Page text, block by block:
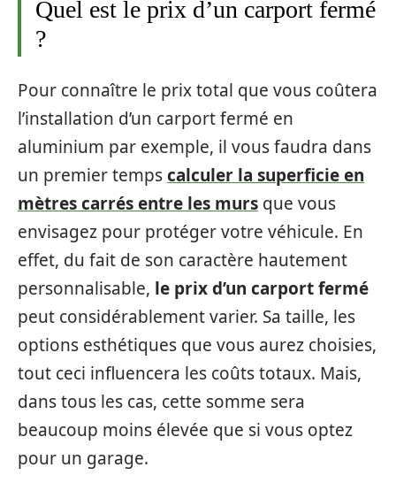
Quel est le prix d’un carport fermé
?
Pour connaître le prix total que vous coûtera
l’installation d’un carport fermé en
aluminium par exemple, il vous faudra dans
un premier tempscalculer la superficie en
mètres carrés entre les murs que vous
envisagez pour protéger votre véhicule. En
effet, du fait de son caractère hautement
personnalisable, le prix d’un carport fermé
peut considérablement varier. Sa taille, les
options esthétiques que vous aurez choisies,
tout ceci influencera les coûts totaux. Mais,
dans tous les cas, cette somme sera
beaucoup moins élevée que si vous optez
pour un garage.